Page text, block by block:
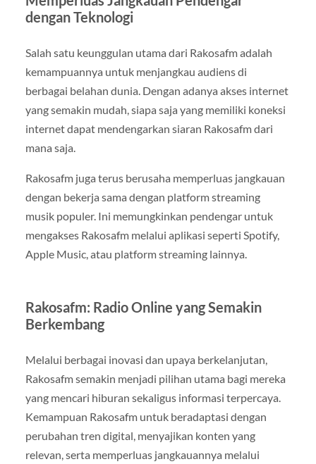
dengan Teknologi
Salah satu keunggulan utama dari Rakosafm adalah
kemampuannya untuk menjangkau audiens di
berbagai belahan dunia. Dengan adanya akses internet
yang semakin mudah, siapa saja yang memiliki koneksi
internet dapat mendengarkan siaran Rakosafm dari
mana saja.
Rakosafm juga terus berusaha memperluas jangkauan
dengan bekerja sama dengan platform streaming
musik populer. Ini memungkinkan pendengar untuk
mengakses Rakosafm melalui aplikasi seperti Spotify,
Apple Music, atau platform streaming lainnya.
Rakosafm: Radio Online yang Semakin
Berkembang
Melalui berbagai inovasi dan upaya berkelanjutan,
Rakosafm semakin menjadi pilihan utama bagi mereka
yang mencari hiburan sekaligus informasi terpercaya.
Kemampuan Rakosafm untuk beradaptasi dengan
perubahan tren digital, menyajikan konten yang
relevan, serta memperluas jangkauannya melalui